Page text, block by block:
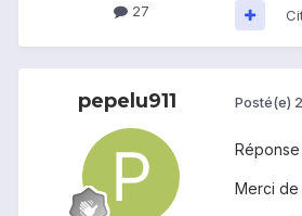
27
pepelu911 Posté(e)
Merci de